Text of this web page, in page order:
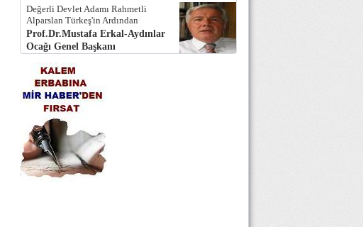
Değerli Devlet Adamı Rahmetli
Alparslan Türkeş'in Ardından
Prof.Dr.Mustafa Erkal-Aydınlar
Ocağı Genel Başkanı